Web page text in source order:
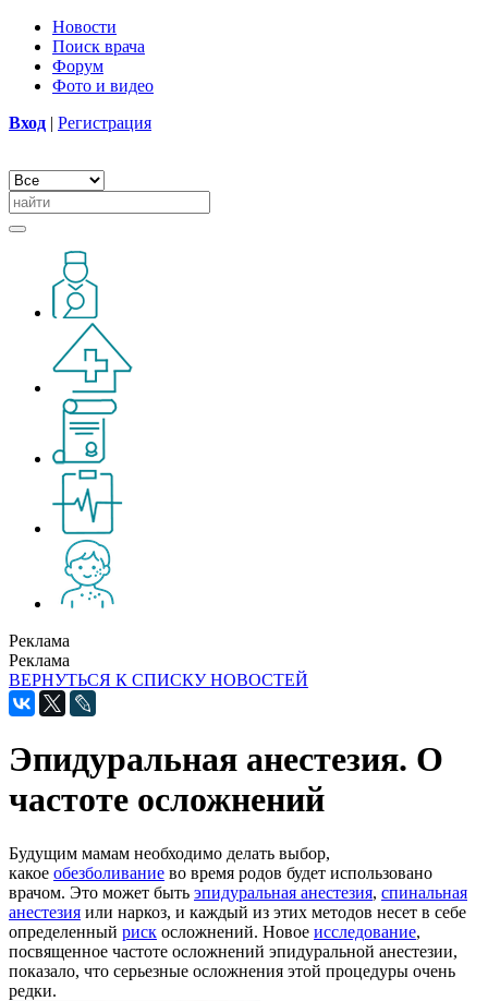
Новости
Поиск врача
Форум
Фото и видео
Вход | Регистрация
Реклама
Реклама
ВЕРНУТЬСЯ К СПИСКУ НОВОСТЕЙ
Эпидуральная анестезия. О
частоте осложнений
Будущим мамам необходимо делать выбор,
какое обезболивание во время родов будет использовано
врачом. Это может быть эпидуральная анестезия, спинальная
анестезия или наркоз, и каждый из этих методов несет в себе
определенный риск осложнений. Новое исследование,
посвященное частоте осложнений эпидуральной анестезии,
показало, что серьезные осложнения этой процедуры очень
редки.